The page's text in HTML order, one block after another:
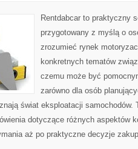
Rentdabcar to praktyczny
przygotowany z myślą o
zrozumieć rynek
konkretnych tematów
czemu może być
zarówno dla osób
świat eksploatacji samochodów.
dotyczące różnych aspektów
aż po praktyczne decyzje